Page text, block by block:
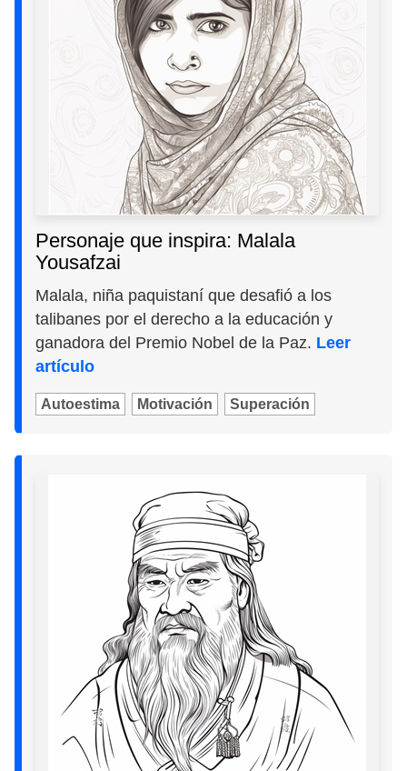
Personaje que inspira: Malala
Yousafzai
Malala, niña paquistaní que desafió a los
talibanes por el derecho a la educación y
ganadora del Premio Nobel de la Paz. Leer
artículo
Autoestima Motivación Superación